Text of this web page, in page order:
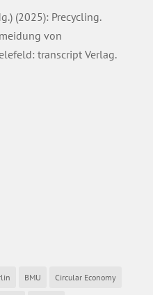
(2025): Precycling.
von
transcript Verlag.
BMU Circular Economy